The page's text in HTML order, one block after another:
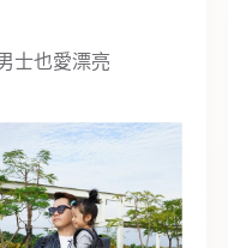
士也愛漂亮